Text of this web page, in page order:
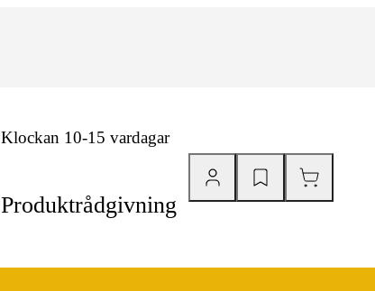
Klockan 10-15 vardagar
Produktrådgivning